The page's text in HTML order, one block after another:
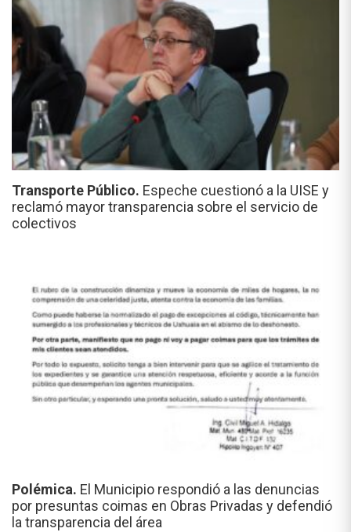
Transporte Público. Espeche cuestionó a la UISE y
reclamó mayor transparencia sobre el servicio de
colectivos
Polémica. El Municipio respondió a las denuncias
por presuntas coimas en Obras Privadas y defendió
la transparencia del área